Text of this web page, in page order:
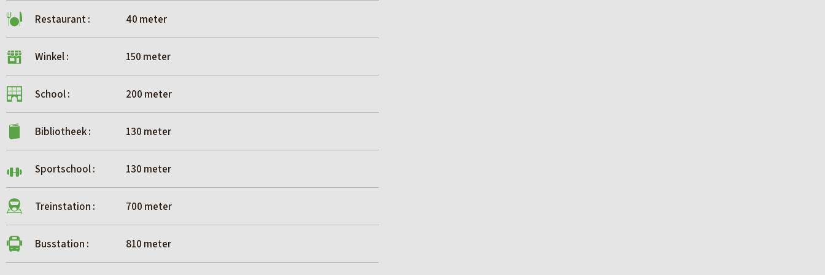
Restaurant : 40 meter
Winkel : 150 meter
School : 200 meter
Bibliotheek : 130 meter
Sportschool : 130 meter
Treinstation : 700 meter
Busstation : 810 meter